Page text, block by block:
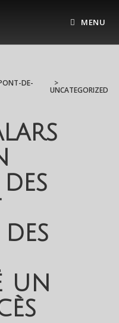
MENU
DE- >
UNCATEGORIZED
des
un